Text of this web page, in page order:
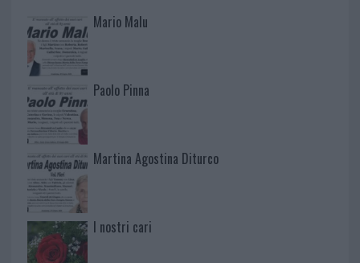
Mario Malu
Paolo Pinna
Martina Agostina Diturco
I nostri cari